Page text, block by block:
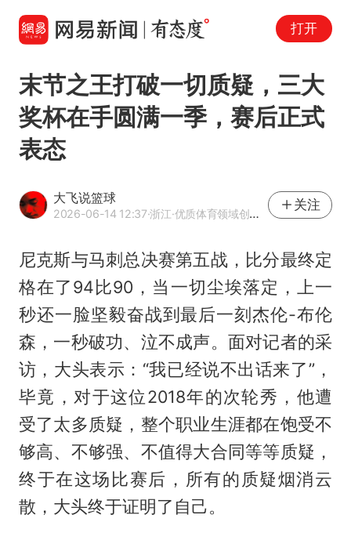
打开
末节之王打破一切质疑，三大
奖杯在手圆满一季，赛后正式
表态
大飞说篮球
2026-06-14 12:37·浙江·优质体育领域创作者
关注
尼克斯与马刺总决赛第五战，比分最终定
格在了94比90，当一切尘埃落定，上一
秒还一脸坚毅奋战到最后一刻杰伦-布伦
森 ，一秒破功、泣不成声。面对记者的采
访，大头表示：“我已经说不出话来了”，
毕竟，对于这位2018年的次轮秀，他遭
受了太多质疑，整个职业生涯都在饱受不
够高、不够强、不值得大合同等等质疑，
终于在这场比赛后，所有的质疑烟消云
散，大头终于证明了自己。